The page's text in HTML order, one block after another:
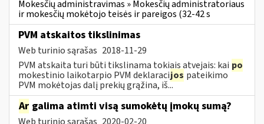
Mokesčių administravimas » Mokesčių administratoriaus
ir mokesčių mokėtojo teisės ir pareigos (32-42 s
PVM atskaitos tikslinimas
Web turinio sąrašas 2018-11-29
PVM atskaita turi būti tikslinama tokiais atvejais: kai po
mokestinio laikotarpio PVM deklaracijos pateikimo
PVM mokėtojas dalį prekių grąžina, iš...
Ar galima atimti visą sumokėtų įmokų sumą?
Web turinio sąrašas 2020-02-20